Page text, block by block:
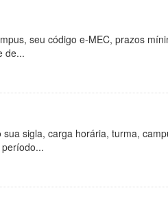
seu código e-MEC, prazos
de...
sigla, carga horária, turma,